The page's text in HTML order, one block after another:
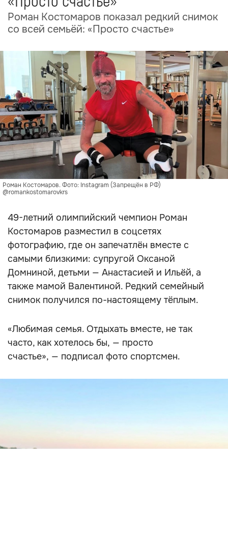
Роман Костомаров показал редкий снимок
со всей семьёй: «Просто счастье»
Роман Костомаров. Фото: Instagram (Запрещён в РФ)
@romankostomarovkrs
49-летний олимпийский чемпион Роман
Костомаров разместил в соцсетях
фотографию, где он запечатлён вместе с
самыми близкими: супругой Оксаной
Домниной, детьми — Анастасией и Ильёй, а
также мамой Валентиной. Редкий семейный
снимок получился по-настоящему тёплым.
«Любимая семья. Отдыхать вместе, не так
часто, как хотелось бы, — просто
счастье», — подписал фото спортсмен.